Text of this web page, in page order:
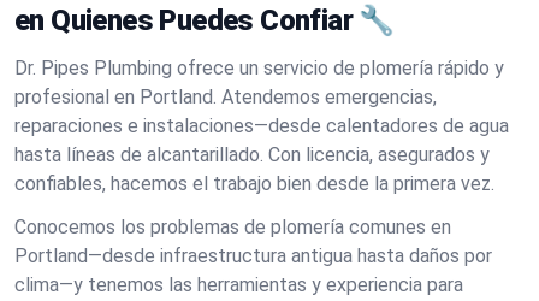
en Quienes Puedes Confiar 🔧
Dr. Pipes Plumbing ofrece un servicio de plomería rápido y
profesional en Portland. Atendemos emergencias,
reparaciones e instalaciones—desde calentadores de agua
hasta líneas de alcantarillado. Con licencia, asegurados y
confiables, hacemos el trabajo bien desde la primera vez.
Conocemos los problemas de plomería comunes en
Portland—desde infraestructura antigua hasta daños por
clima—y tenemos las herramientas y experiencia para